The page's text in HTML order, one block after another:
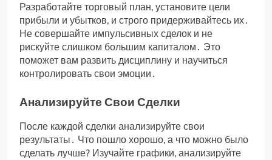
Разработайте торговый план, установите цели
прибыли и убытков, и строго придерживайтесь их․
Не совершайте импульсивных сделок и не
рискуйте слишком большим капиталом․ Это
поможет вам развить дисциплину и научиться
контролировать свои эмоции․
Анализируйте Свои Сделки
После каждой сделки анализируйте свои
результаты․ Что пошло хорошо, а что можно было
сделать лучше? Изучайте графики, анализируйте